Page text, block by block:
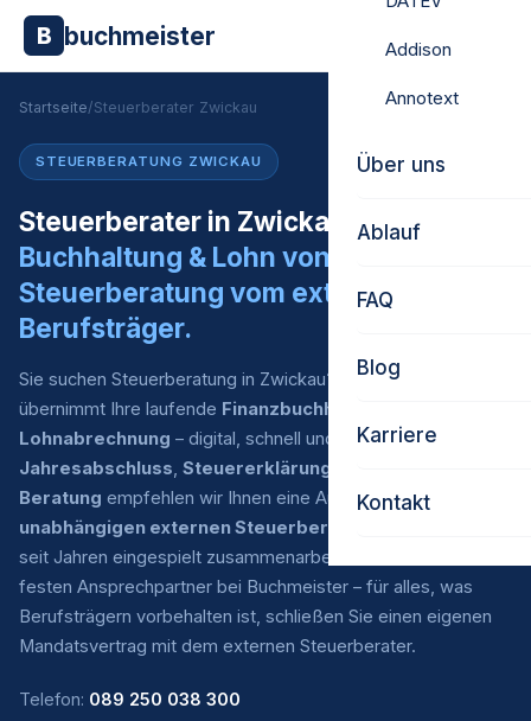
B buchmeister Addison
Annotext
Über uns
Ablauf
FAQ
Blog
Karriere
Kontakt
Startseite/Steuerberater Zwickau
STEUERBERATUNG ZWICKAU
Steuerberater in Zwickau gesucht?
Buchhaltung & Lohn von uns.
Steuerberatung vom externen
Berufsträger.
Sie suchen Steuerberatung in Zwickau? Buchmeister
übernimmt Ihre laufende Finanzbuchhaltung
Lohnabrechnung – digital, schnell und zu fairen Preisen. Für
Jahresabschluss, Steuererklärung
Beratung empfehlen wir Ihnen eine Auswahl an
unabhängigen externen Steuerberatern
seit Jahren eingespielt zusammenarbeiten. Sie haben einen
festen Ansprechpartner bei Buchmeister – für alles, was
Berufsträgern vorbehalten ist, schließen Sie einen eigenen
Mandatsvertrag mit dem externen Steuerberater.
Telefon: 089 250 038 300